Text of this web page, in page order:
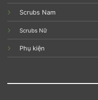
Scrubs Nam
Scrubs Nữ
Phụ kiện